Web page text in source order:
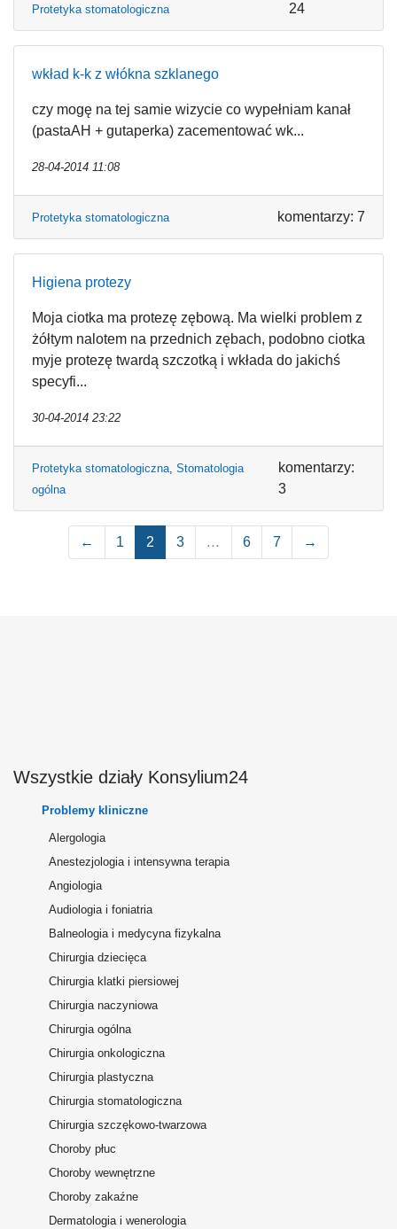
Protetyka stomatologiczna
24
wkład k-k z włókna szklanego
czy mogę na tej samie wizycie co wypełniam kanał
(pastaAH + gutaperka) zacementować wk...
28-04-2014 11:08
Protetyka stomatologiczna komentarzy: 7
Higiena protezy
Moja ciotka ma protezę zębową. Ma wielki problem z
żółtym nalotem na przednich zębach, podobno ciotka
myje protezę twardą szczotką i wkłada do jakichś
specyfi...
30-04-2014 23:22
Protetyka stomatologiczna, Stomatologia
ogólna
komentarzy:
3
← 1 2 3 … 6 7 →
Wszystkie działy Konsylium24
Problemy kliniczne
Alergologia
Anestezjologia i intensywna terapia
Angiologia
Audiologia i foniatria
Balneologia i medycyna fizykalna
Chirurgia dziecięca
Chirurgia klatki piersiowej
Chirurgia naczyniowa
Chirurgia ogólna
Chirurgia onkologiczna
Chirurgia plastyczna
Chirurgia stomatologiczna
Chirurgia szczękowo-twarzowa
Choroby płuc
Choroby wewnętrzne
Choroby zakaźne
Dermatologia i wenerologia